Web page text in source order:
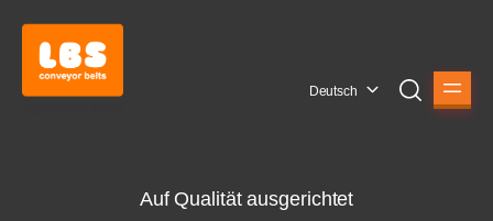
Deutsch
Auf Qualität ausgerichtet